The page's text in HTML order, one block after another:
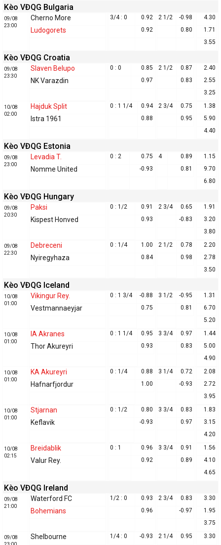
Kèo VĐQG Bulgaria
09/08
23:00
Cherno More
Ludogorets
3/4 : 0
0.92
0.92
2 1/2
-0.98
0.80
4.30
1.71
3.55
Kèo VĐQG Croatia
09/08
23:30
Slaven Belupo
NK Varazdin
0 : 0
0.85
0.97
2 1/2
0.87
0.83
2.40
2.55
3.25
10/08
02:00
Hajduk Split
Istra 1961
0 : 1 1/4
0.94
0.88
2 3/4
0.75
0.95
1.38
5.90
4.40
Kèo VĐQG Estonia
09/08
23:00
Levadia T.
Nomme United
0 : 2
0.75
-0.93
4
0.89
0.81
1.15
9.70
6.80
Kèo VĐQG Hungary
09/08
20:30
Paksi
Kispest Honved
0 : 1/2
0.91
0.93
2 3/4
0.65
-0.83
1.91
3.20
3.80
09/08
22:30
Debreceni
Nyiregyhaza
0 : 1/4
1.00
0.84
2 1/2
0.78
0.98
2.20
2.78
3.50
Kèo VĐQG Iceland
10/08
01:00
Vikingur Rey.
Vestmannaeyjar
0 : 1 3/4
-0.88
0.75
3 1/2
-0.95
0.81
1.31
6.70
5.20
10/08
01:00
IA Akranes
Thor Akureyri
0 : 1 1/4
0.95
0.93
3 3/4
0.97
0.83
1.44
5.00
4.90
10/08
01:00
KA Akureyri
Hafnarfjordur
0 : 1/4
0.88
1.00
3 1/4
0.72
-0.93
2.08
2.72
3.95
10/08
01:00
Stjarnan
Keflavik
0 : 1/2
0.80
-0.93
3 3/4
0.83
0.97
1.83
3.15
4.20
10/08
02:15
Breidablik
Valur Rey.
0 : 1
0.96
0.92
3 3/4
0.91
0.89
1.56
4.10
4.65
Kèo VĐQG Ireland
09/08
21:00
Waterford FC
Bohemians
1/2 : 0
0.93
0.96
2 3/4
0.83
-0.97
3.30
1.95
3.75
09/08
Shelbourne 1/4 : 0 -0.93 2 1/4 0.95 3.30